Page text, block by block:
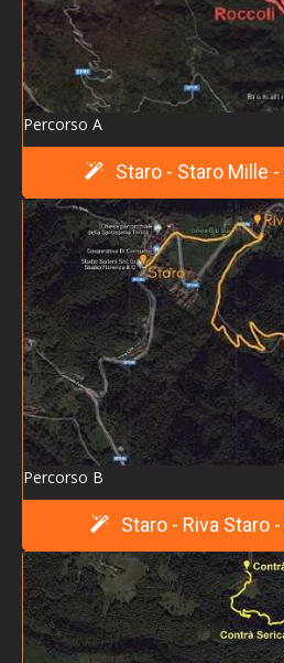
> Presentazione del libro:
Staro
> Uccelli, dalle lagune ai monti
> Calendario eventi 2017
> 14+1
> 3' Camminata tra contrade
> 4' Camminata tra contrade
> L'ultimo pastore
> 21° Trofeo d'Estate di
> 22° Pellegrinaggio della
> 5' Camminata tra contrade
> 6' Camminata tra contrade
> 7' Camminata tra contrade e
> 8' Camminata tra contrade
> I mercatini dello scoiattolo
> 9' Camminata tra contrade
> 26° Corsa Staro-
Percorso A
Staro - Staro Mille
Percorso B
Staro - Riva Staro